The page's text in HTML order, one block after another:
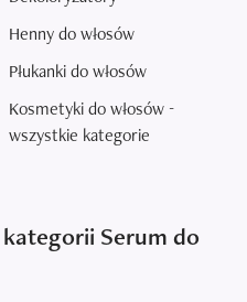
Henny do włosów
Płukanki do włosów
Kosmetyki do włosów -
wszystkie kategorie
Serum do